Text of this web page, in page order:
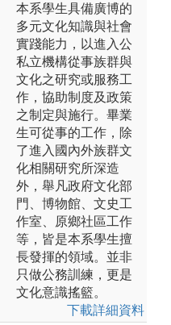
本系學生具備廣博的
多元文化知識與社會
實踐能力，以進入公
私立機構從事族群與
文化之研究或服務工
作，協助制度及政策
之制定與施行。畢業
生可從事的工作，除
了進入國內外族群文
化相關研究所深造
外，舉凡政府文化部
門、博物館、文史工
作室、原鄉社區工作
等，皆是本系學生擅
長發揮的領域。並非
只做公務訓練，更是
文化意識搖籃。
下載詳細資料